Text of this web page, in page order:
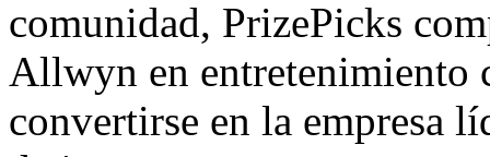
comunidad, PrizePicks
Allwyn en entretenimiento
convertirse en la empresa